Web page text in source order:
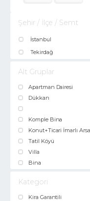
Şehir / İlçe / Semt
İstanbul
Tekirdağ
Alt Gruplar
Apartman Dairesi
Dükkan
Komple Bina
Konut+Ticari İmarlı Arsa
Tatil Köyü
Villa
Bina
Kategori
Kira Garantili